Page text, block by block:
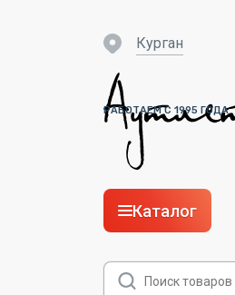
РАБОТАЕМ С 1995 ГОДА
Курган
Каталог
Поиск
товаров